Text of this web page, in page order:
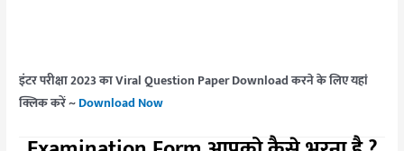
इंटर परीक्षा 2023 का Viral Question Paper Download करने के लिए यहां
क्लिक करें ~Download Now